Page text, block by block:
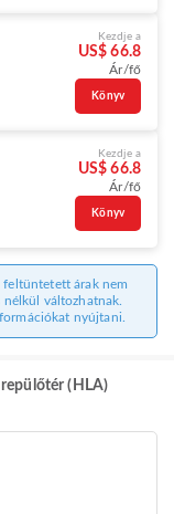
Kezdje a
US$ 66.8
Ár/fő
Könyv
Kezdje a
US$ 66.8
Ár/fő
Könyv
feltüntetett árak nem
nélkül változhatnak.
nyújtani.
(HLA)